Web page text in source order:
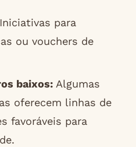
para
ou vouchers de
baixos:Algumas
oferecem linhas de
favoráveis para